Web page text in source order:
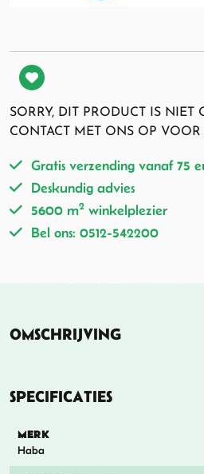
SORRY, DIT PRODUCT IS NIET
CONTACT MET ONS OP VOOR
Gratis verzending vanaf 75
Deskundig advies
5600 m2 winkelplezier
Bel ons: 0512-542200
OMSCHRIJVING
SPECIFICATIES
MERK
Haba